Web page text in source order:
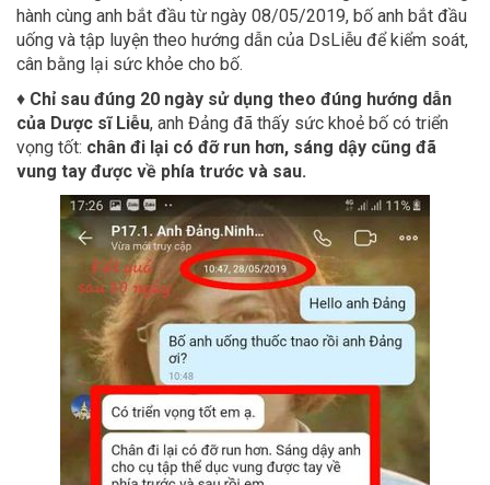
hành cùng anh bắt đầu từ ngày 08/05/2019, bố anh bắt đầu
uống và tập luyện theo hướng dẫn của DsLiễu để kiểm soát,
cân bằng lại sức khỏe cho bố.
♦ Chỉ sau đúng 20 ngày sử dụng theo đúng hướng dẫn
của Dược sĩ Liễu, anh Đảng đã thấy sức khoẻ bố có triển
vọng tốt: chân đi lại có đỡ run hơn, sáng dậy cũng đã
vung tay được về phía trước và sau.